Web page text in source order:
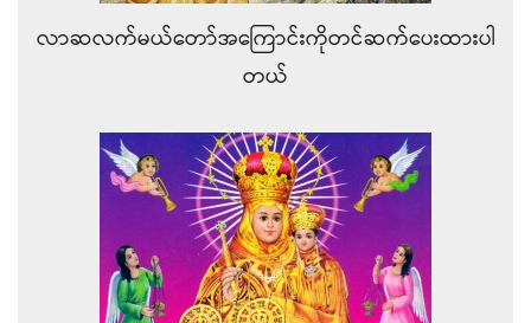
လာဆလက်မယ်တော်အကြောင်းကိုတင်ဆက်ပေးထားပါ
တယ်